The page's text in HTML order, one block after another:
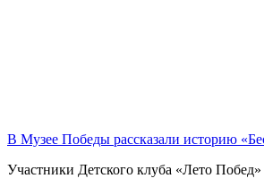
В Музее Победы рассказали историю
Участники Детского клуба «Лето